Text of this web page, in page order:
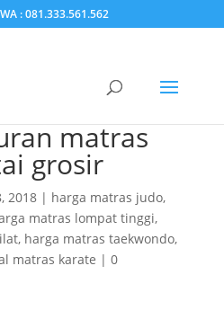
: 081.333.561.562
matras
grosir
2018| harga matras judo,
matras lompat tinggi,
, harga matras taekwondo,
matras karate | 0